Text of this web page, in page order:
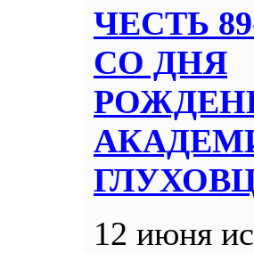
ЧЕСТЬ
СО ДНЯ
12 июня